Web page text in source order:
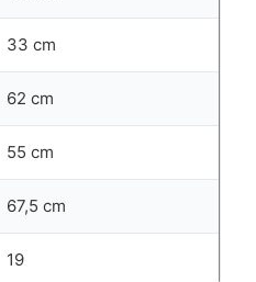
33 cm
62 cm
55 cm
67,5 cm
19